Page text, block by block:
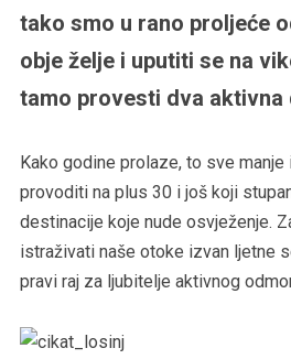
tako smo u rano proljeće
obje želje i uputiti se na
tamo provesti dva aktivna
Kako godine prolaze, to sve manje
provoditi na plus 30 i još koji
destinacije koje nude osvježenje.
istraživati naše otoke izvan ljetne
pravi raj za ljubitelje aktivnog